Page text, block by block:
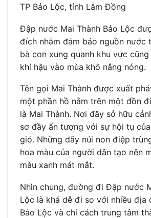
TP Bảo Lộc, tỉnh Lâm Đồng
Đập nước Mai Thành Bảo Lộc
đích nhằm đảm bảo nguồn nước
bà con xung quanh khu vực
khí hậu vào mùa khô nắng nóng.
Tên gọi Mai Thành được xuất
một phần hồ nằm trên một đồn
là Mai Thành. Nơi đây sở hữu
sơ đầy ấn tượng với sự hội tụ
gió. Những dãy núi non điệp
hoa màu của người dân tạo nên
màu xanh mát mắt.
Nhìn chung, đường đi Đập nước
Lộc là khá dễ đi so với nhiều địa
Bảo Lộc và chỉ cách trung tâm